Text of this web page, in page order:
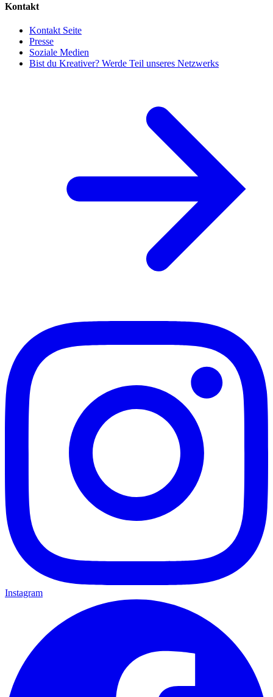
Kontakt
Kontakt Seite
Presse
Soziale Medien
Bist du Kreativer? Werde Teil unseres Netzwerks
Instagram